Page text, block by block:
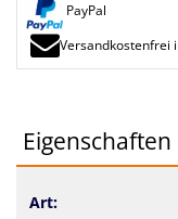
PayPal
Versandkostenfrei
Eigenschaften
Art: